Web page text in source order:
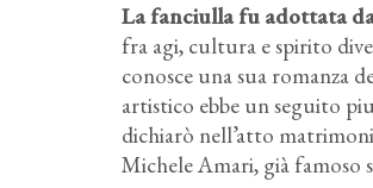
La fanciulla fu adottata
fra agi, cultura e spirito
conosce una sua romanza
artistico ebbe un seguito
dichiarò nell’atto
Michele Amari, già famoso